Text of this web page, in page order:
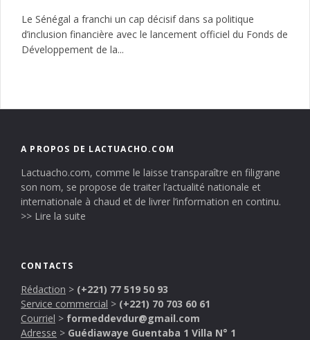
Le Sénégal a franchi un cap décisif dans sa politique
d’inclusion financière avec le lancement officiel du Fonds de
Développement de la...
A PROPOS DE LACTUACHO.COM
Lactuacho.com, comme le laisse transparaître en filigrane
son nom, se propose de traiter l’actualité nationale et
internationale à chaud et de livrer l’information en continu.
>> Lire la suite
CONTACTS
Rédaction > (+221) 77 519 50 93
Service commercial > (+221) 70 703 60 61
Courriel > formeddevdur@gmail.com
Adresse > Guédiawaye Guentaba 1 Villa N° 1